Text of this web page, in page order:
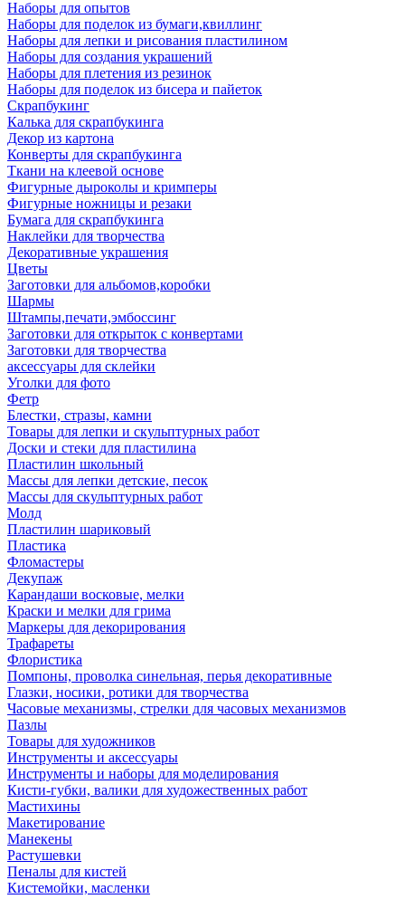
Наборы для опытов
Наборы для поделок из бумаги,квиллинг
Наборы для лепки и рисования пластилином
Наборы для создания украшений
Наборы для плетения из резинок
Наборы для поделок из бисера и пайеток
Скрапбукинг
Калька для скрапбукинга
Декор из картона
Конверты для скрапбукинга
Ткани на клеевой основе
Фигурные дыроколы и кримперы
Фигурные ножницы и резаки
Бумага для скрапбукинга
Наклейки для творчества
Декоративные украшения
Цветы
Заготовки для альбомов,коробки
Шармы
Штампы,печати,эмбоссинг
Заготовки для открыток с конвертами
Заготовки для творчества
аксессуары для склейки
Уголки для фото
Фетр
Блестки, стразы, камни
Товары для лепки и скульптурных работ
Доски и стеки для пластилина
Пластилин школьный
Массы для лепки детские, песок
Массы для скульптурных работ
Молд
Пластилин шариковый
Пластика
Фломастеры
Декупаж
Карандаши восковые, мелки
Краски и мелки для грима
Маркеры для декорирования
Трафареты
Флористика
Помпоны, проволка синельная, перья декоративные
Глазки, носики, ротики для творчества
Часовые механизмы, стрелки для часовых механизмов
Пазлы
Товары для художников
Инструменты и аксессуары
Инструменты и наборы для моделирования
Кисти-губки, валики для художественных работ
Мастихины
Макетирование
Манекены
Растушевки
Пеналы для кистей
Кистемойки, масленки